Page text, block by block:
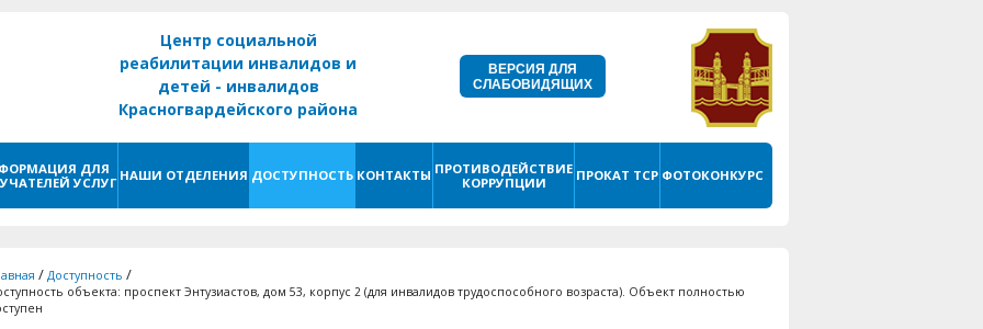
Центр социальной
реабилитации инвалидов и
детей - инвалидов
Красногвардейского района
ВЕРСИЯ ДЛЯ
СЛАБОВИДЯЩИХ
ДЛЯ
УСЛУГ НАШИ ОТДЕЛЕНИЯ ДОСТУПНОСТЬ КОНТАКТЫ ПРОТИВОДЕЙСТВИЕ
КОРРУПЦИИ
ПРОКАТ ТСР ФОТОКОНКУРС
/ Доступность /
объекта: проспект Энтузиастов, дом 53, корпус 2 (для инвалидов трудоспособного возраста). Объект полностью